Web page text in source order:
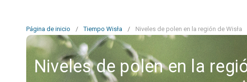
Página de inicio / Tiempo Wisła / Niveles de polen en la región de Wisła
Niveles de polen en la